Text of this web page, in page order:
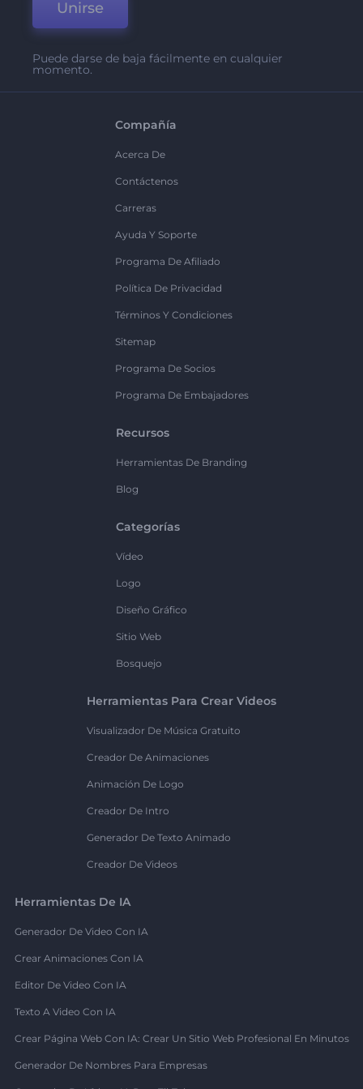
Unirse
Puede darse de baja fácilmente en cualquier
momento.
Compañía
Acerca De
Contáctenos
Carreras
Ayuda Y Soporte
Programa De Afiliado
Política De Privacidad
Términos Y Condiciones
Sitemap
Programa De Socios
Programa De Embajadores
Recursos
Herramientas De Branding
Blog
Categorías
Vídeo
Logo
Diseño Gráfico
Sitio Web
Bosquejo
Herramientas Para Crear Videos
Visualizador De Música Gratuito
Creador De Animaciones
Animación De Logo
Creador De Intro
Generador De Texto Animado
Creador De Videos
Herramientas De IA
Generador De Video Con IA
Crear Animaciones Con IA
Editor De Video Con IA
Texto A Video Con IA
Crear Página Web Con IA: Crear Un Sitio Web Profesional En Minutos
Generador De Nombres Para Empresas